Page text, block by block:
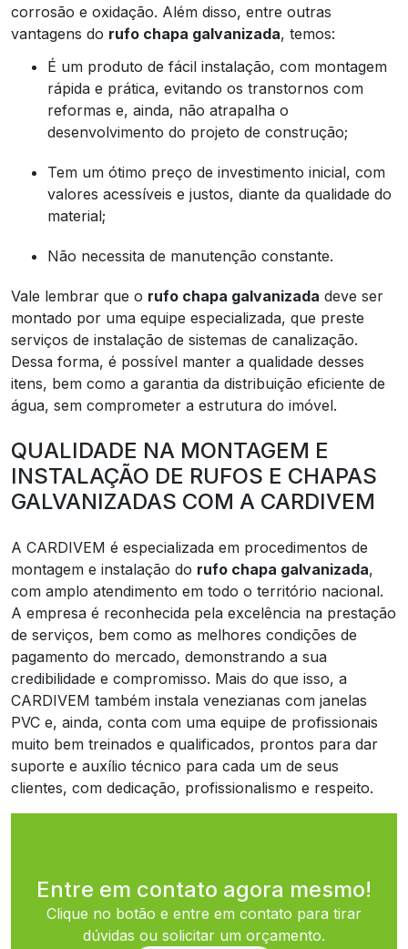
corrosão e oxidação. Além disso, entre outras
vantagens do rufo chapa galvanizada, temos:
É um produto de fácil instalação, com montagem
rápida e prática, evitando os transtornos com
reformas e, ainda, não atrapalha o
desenvolvimento do projeto de construção;
Tem um ótimo preço de investimento inicial, com
valores acessíveis e justos, diante da qualidade do
material;
Não necessita de manutenção constante.
Vale lembrar que o rufo chapa galvanizada deve ser
montado por uma equipe especializada, que preste
serviços de instalação de sistemas de canalização.
Dessa forma, é possível manter a qualidade desses
itens, bem como a garantia da distribuição eficiente de
água, sem comprometer a estrutura do imóvel.
QUALIDADE NA MONTAGEM E
INSTALAÇÃO DE RUFOS E CHAPAS
GALVANIZADAS COM A CARDIVEM
A CARDIVEM é especializada em procedimentos de
montagem e instalação do rufo chapa galvanizada,
com amplo atendimento em todo o território nacional.
A empresa é reconhecida pela excelência na prestação
de serviços, bem como as melhores condições de
pagamento do mercado, demonstrando a sua
credibilidade e compromisso. Mais do que isso, a
CARDIVEM também instala venezianas com janelas
PVC e, ainda, conta com uma equipe de profissionais
muito bem treinados e qualificados, prontos para dar
suporte e auxílio técnico para cada um de seus
clientes, com dedicação, profissionalismo e respeito.
Entre em contato agora mesmo!
Clique no botão e entre em contato para tirar
dúvidas ou solicitar um orçamento.